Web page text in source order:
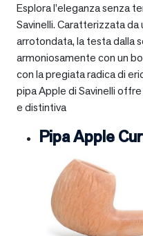
Esplora l’eleganza senza
Savinelli. Caratterizzata
arrotondata, la testa dalla
armoniosamente con un
con la pregiata radica di
pipa Apple di Savinelli
e distintiva
Pipa Apple